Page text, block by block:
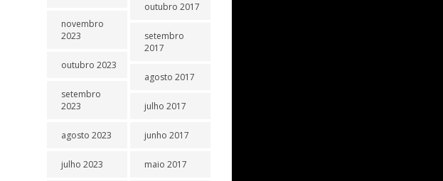
novembro
2023
outubro 2023
setembro
2023
agosto 2023
julho 2023
outubro 2017
setembro
2017
agosto 2017
julho 2017
junho 2017
maio 2017